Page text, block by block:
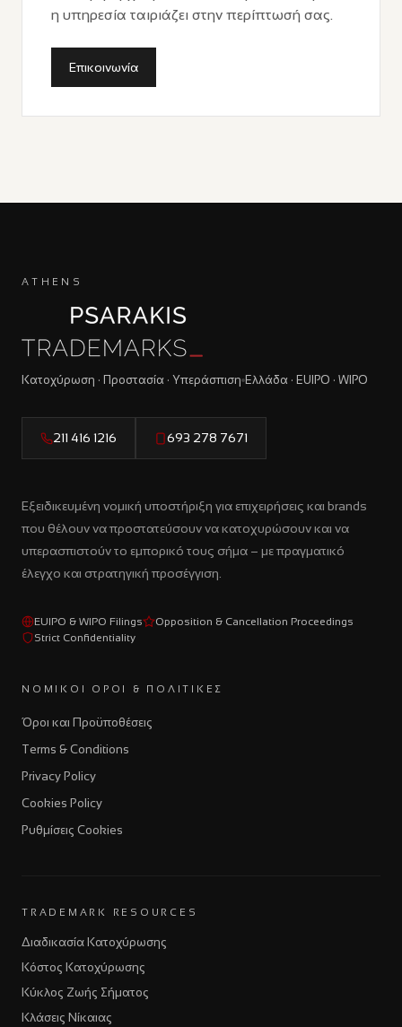
η υπηρεσία ταιριάζει στην περίπτωσή σας.
Επικοινωνία
ATHENS
Κατοχύρωση · Προστασία · Υπεράσπιση Ελλάδα · EUIPO · WIPO
211 416 1216 693 278 7671
Εξειδικευμένη νομική υποστήριξη για επιχειρήσεις και brands
που θέλουν να προστατεύσουν να κατοχυρώσουν και να
υπερασπιστούν το εμπορικό τους σήμα – με πραγματικό
έλεγχο και στρατηγική προσέγγιση.
EUIPO & WIPO Filings
Opposition & Cancellation Proceedings
Strict Confidentiality
ΝΟΜΙΚΟΊ ΌΡΟΙ & ΠΟΛΙΤΙΚΈΣ
Όροι και Προϋποθέσεις
Terms & Conditions
Privacy Policy
Cookies Policy
Ρυθμίσεις Cookies
TRADEMARK RESOURCES
Διαδικασία Κατοχύρωσης
Κόστος Κατοχύρωσης
Κύκλος Ζωής Σήματος
Κλάσεις Νίκαιας